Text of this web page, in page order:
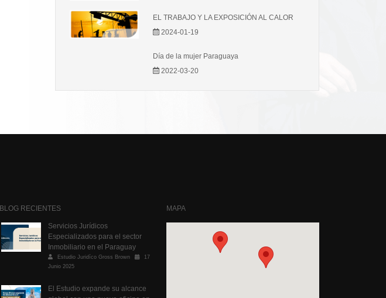
EL TRABAJO Y LA EXPOSICIÓN AL CALOR
2024-01-19
Día de la mujer Paraguaya
2022-03-20
BLOG RECIENTES
Servicios Jurídicos
Especializados para el sector
Inmobiliario en el Paraguay
Estudio Juridíco Gross Brown
17
Junio 2025
El Estudio expande su alcance
MAPA